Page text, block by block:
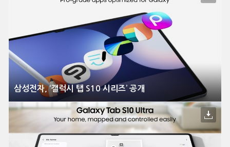
삼성전자, ‘갤럭시 탭 S10 시리즈’ 공개